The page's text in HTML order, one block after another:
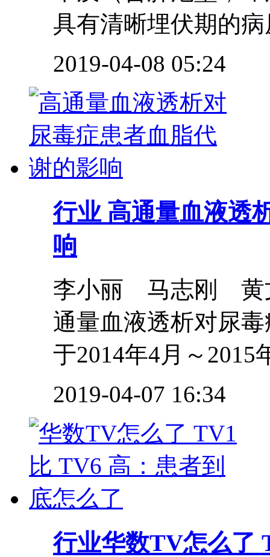
具有清晰埋伏期的
2019-04-08 05:24
行业 高通量血液透
响
李小丽 马志刚 黄
通量血液透析对尿
于2014年4月～2015
2019-04-07 16:34
行业华数TV怎么了